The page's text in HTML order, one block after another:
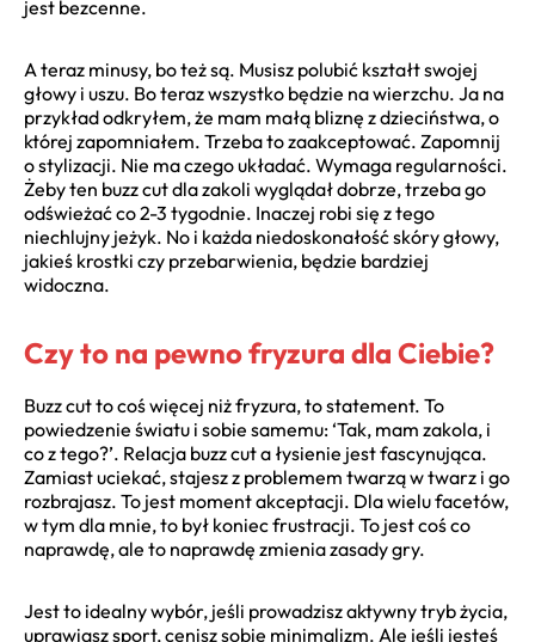
jest bezcenne.
A teraz minusy, bo też są. Musisz polubić kształt swojej
głowy i uszu. Bo teraz wszystko będzie na wierzchu. Ja na
przykład odkryłem, że mam małą bliznę z dzieciństwa, o
której zapomniałem. Trzeba to zaakceptować. Zapomnij
o stylizacji. Nie ma czego układać. Wymaga regularności.
Żeby ten buzz cut dla zakoli wyglądał dobrze, trzeba go
odświeżać co 2-3 tygodnie. Inaczej robi się z tego
niechlujny jeżyk. No i każda niedoskonałość skóry głowy,
jakieś krostki czy przebarwienia, będzie bardziej
widoczna.
Czy to na pewno fryzura dla Ciebie?
Buzz cut to coś więcej niż fryzura, to statement. To
powiedzenie światu i sobie samemu: ‘Tak, mam zakola, i
co z tego?’. Relacja buzz cut a łysienie jest fascynująca.
Zamiast uciekać, stajesz z problemem twarzą w twarz i go
rozbrajasz. To jest moment akceptacji. Dla wielu facetów,
w tym dla mnie, to był koniec frustracji. To jest coś co
naprawdę, ale to naprawdę zmienia zasady gry.
Jest to idealny wybór, jeśli prowadzisz aktywny tryb życia,
uprawiasz sport, cenisz sobie minimalizm. Ale jeśli jesteś